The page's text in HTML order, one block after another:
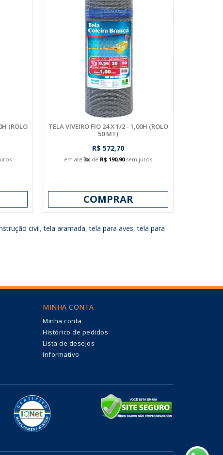
(ROLO
TELA VIVEIRO FIO 24 X 1/2 - 1,00H (ROLO
50 MT)
R$ 572,70
em até 3x de R$ 190,90sem juros
COMPRAR
civil,tela aramada,tela para aves,tela para
MINHA CONTA
Minha conta
Histórico de pedidos
Lista de desejos
Informativo